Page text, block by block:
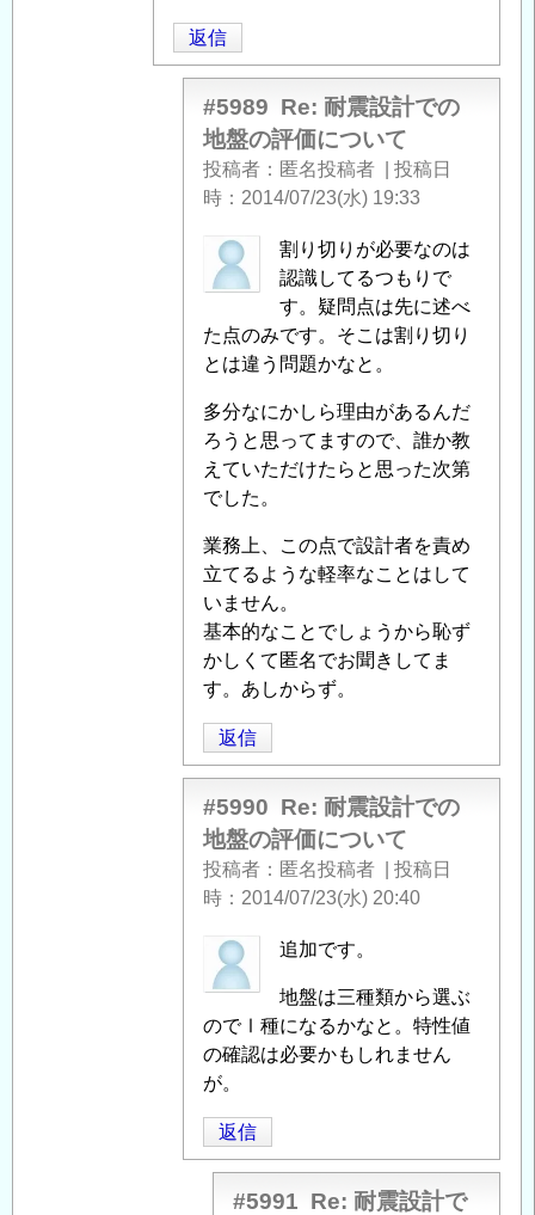
の
地
」
返信
#5989 Re: 耐震設計での
地盤の評価について
投稿者 匿名投稿者
投稿日
時
2014/07/23(水) 19:33
匿
名
稿
者
よ
る
「 Re:
耐
震
設
計
で
の
地
の
評
に
つ
い
て 」
の
返
信
割り切りが必要なのは
認識してるつもりで
す。疑問点は先に述べ
た点のみです。そこは割り切り
とは違う問題かなと。
多分なにかしら理由があるんだ
ろうと思ってますので、誰か教
えていただけたらと思った次第
でした。
業務上、この点で設計者を責め
立てるような軽率なことはして
いません。
基本的なことでしょうから恥ず
かしくて匿名でお聞きしてま
す。あしからず。
返信
#5990 Re: 耐震設計での
地盤の評価について
投稿者 匿名投稿者
投稿日
時
2014/07/23(水) 20:40
匿
名
稿
者
に
よ
る
「Re:
追加です。
地盤は三種類から選ぶ
のでⅠ種になるかなと。特性値
の確認は必要かもしれません
が。
返信
#5991 Re: 耐震設計で